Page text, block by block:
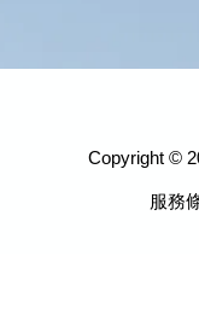
Copyright ©
服務